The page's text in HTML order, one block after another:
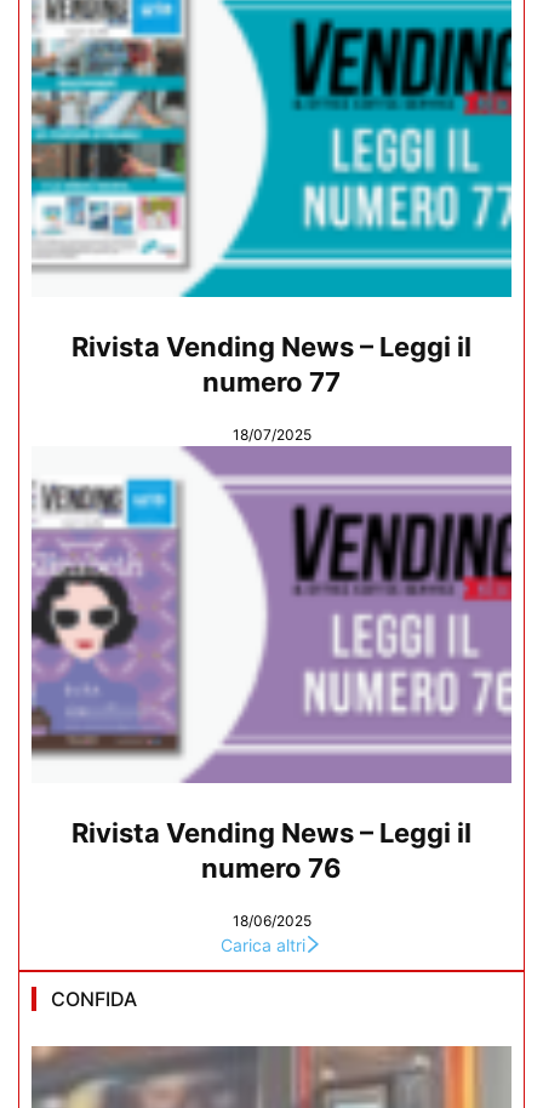
Rivista Vending News – Leggi il
numero 77
18/07/2025
Rivista Vending News – Leggi il
numero 76
18/06/2025
Carica altri
CONFIDA